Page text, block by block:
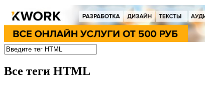
Все теги HTML